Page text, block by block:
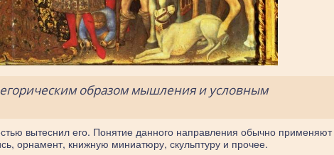
образом мышления и условным
вытеснил его. Понятие данного направления обычно применяют
орнамент, книжную миниатюру, скульптуру и прочее.